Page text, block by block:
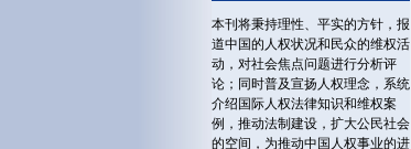
本刊将秉持理性、平实的方针，报
道中国的人权状况和民众的维权活
动，对社会焦点问题进行分析评
论；同时普及宣扬人权理念，系统
介绍国际人权法律知识和维权案
例，推动法制建设，扩大公民社会
的空间，为推动中国人权事业的进